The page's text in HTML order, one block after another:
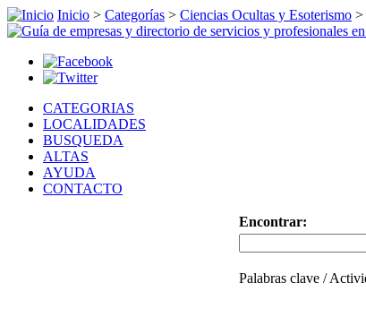
Inicio > Categorías > Ciencias Ocultas y Esoterismo >
CATEGORIAS
LOCALIDADES
BUSQUEDA
ALTAS
AYUDA
CONTACTO
Encontrar:
Palabras clave /